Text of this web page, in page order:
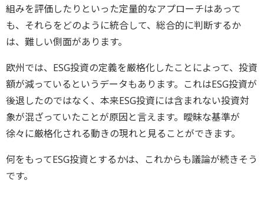
組みを評価したりといった定量的なアプローチはあって
も、それらをどのように統合して、総合的に判断するか
は、難しい側面があります。
欧州では、ESG投資の定義を厳格化したことによって、投資
額が減っているというデータもあります。これはESG投資が
後退したのではなく、本来ESG投資には含まれない投資対
象が混ざっていたことが原因と言えます。曖昧な基準が
徐々に厳格化される動きの現れと見ることができます。
何をもってESG投資とするかは、これからも議論が続きそう
です。